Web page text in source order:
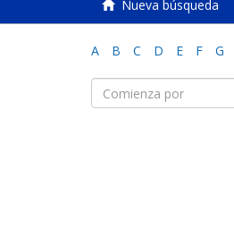
Nueva búsqueda
A B C D E F G